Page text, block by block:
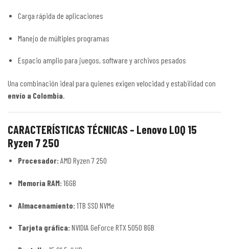
Carga rápida de aplicaciones
Manejo de múltiples programas
Espacio amplio para juegos, software y archivos pesados
Una combinación ideal para quienes exigen velocidad y estabilidad con
envío a Colombia.
CARACTERÍSTICAS TÉCNICAS – Lenovo LOQ 15
Ryzen 7 250
Procesador: AMD Ryzen 7 250
Memoria RAM: 16GB
Almacenamiento: 1TB SSD NVMe
Tarjeta gráfica: NVIDIA GeForce RTX 5050 8GB